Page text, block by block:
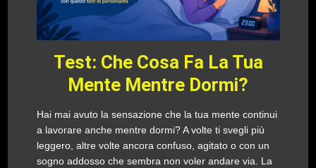
Test: Che Cosa Fa La Tua
Mente Mentre Dormi?
Hai mai avuto la sensazione che la tua mente continui
a lavorare anche mentre dormi? A volte ti svegli più
leggero, altre volte ancora confuso, agitato o con un
sogno addosso che sembra non voler andare via. La